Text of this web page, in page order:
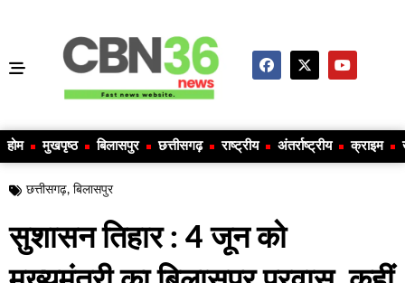
होम मुखपृष्ठ बिलासपुर छत्तीसगढ़ राष्ट्रीय अंतर्राष्ट्रीय क्राइम
छत्तीसगढ़, बिलासपुर
सुशासन तिहार : 4 जून को